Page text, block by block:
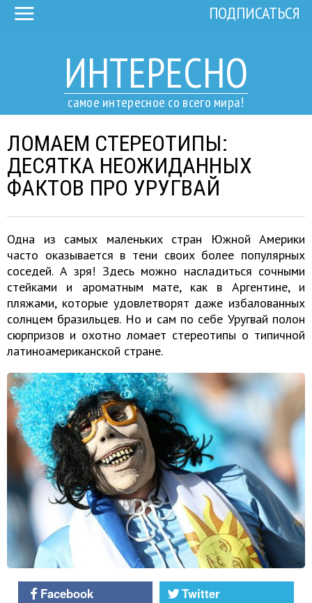
ИНТЕРЕСНО
самое интересное со всего мира!
ПОДПИСАТЬСЯ
ЛОМАЕМ СТЕРЕОТИПЫ:
ДЕСЯТКА НЕОЖИДАННЫХ
ФАКТОВ ПРО УРУГВАЙ
Одна из самых маленьких стран Южной Америки
часто оказывается в тени своих более популярных
соседей. А зря! Здесь можно насладиться сочными
стейками и ароматным мате, как в Аргентине, и
пляжами, которые удовлетворят даже избалованных
солнцем бразильцев. Но и сам по себе Уругвай полон
сюрпризов и охотно ломает стереотипы о типичной
латиноамериканской стране.
Facebook
Twitter